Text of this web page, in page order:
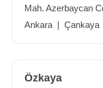
Mah. Azerbaycan
Ankara | Çankaya
Özkaya